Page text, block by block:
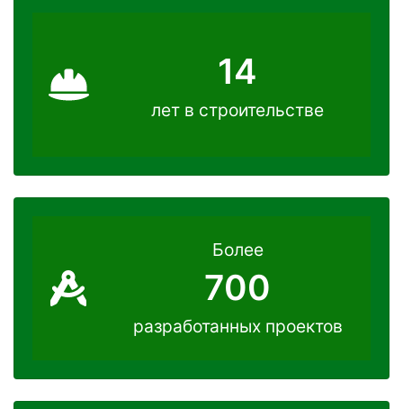
14
лет в строительстве
Более
700
разработанных проектов